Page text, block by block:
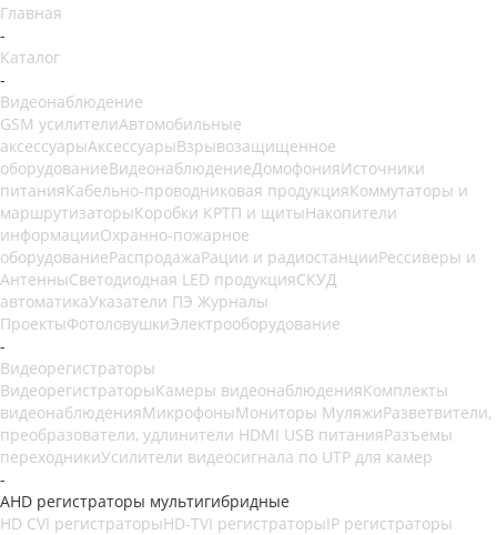
Главная
-
Каталог
-
Видеонаблюдение
GSM усилителиАвтомобильные
аксессуарыАксессуарыВзрывозащищенное
оборудованиеВидеонаблюдениеДомофонияИсточники
питанияКабельно-проводниковая продукцияКоммутаторы и
маршрутизаторыКоробки КРТП и щитыНакопители
информацииОхранно-пожарное
оборудованиеРаспродажаРации и радиостанцииРессиверы и
АнтенныСветодиодная LED продукцияСКУД
автоматикаУказатели ПЭ Журналы
ПроектыФотоловушкиЭлектрооборудование
-
Видеорегистраторы
ВидеорегистраторыКамеры видеонаблюденияКомплекты
видеонаблюденияМикрофоныМониторы МуляжиРазветвители,
преобразователи, удлинители HDMI USB питанияРазъемы
переходникиУсилители видеосигнала по UTP для камер
-
AHD регистраторы мультигибридные
HD CVI регистраторыHD-TVI регистраторыIP регистраторы